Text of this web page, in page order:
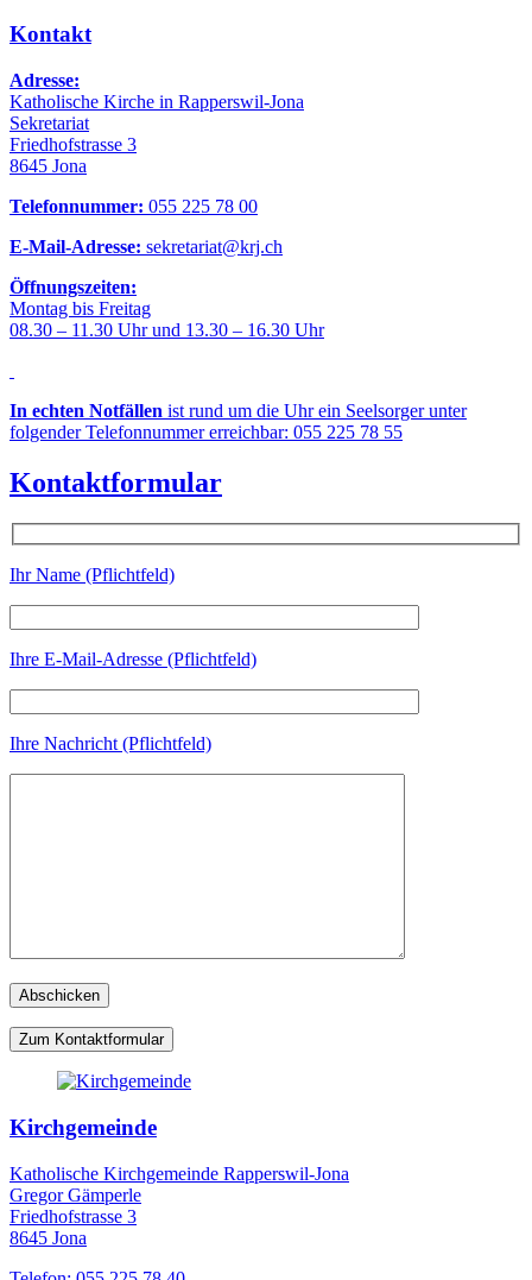
Kontakt
Adresse:
Katholische Kirche in Rapperswil-Jona
Sekretariat
Friedhofstrasse 3
8645 Jona
Telefonnummer: 055 225 78 00
E-Mail-Adresse: sekretariat@krj.ch
Öffnungszeiten:
Montag bis Freitag
08.30 – 11.30 Uhr und 13.30 – 16.30 Uhr
In echten Notfällen ist rund um die Uhr ein Seelsorger unter
folgender Telefonnummer erreichbar: 055 225 78 55
Kontaktformular
Ihr Name (Pflichtfeld)
Ihre E-Mail-Adresse (Pflichtfeld)
Ihre Nachricht (Pflichtfeld)
Zum Kontaktformular
Kirchgemeinde
Katholische Kirchgemeinde Rapperswil-Jona
Gregor Gämperle
Friedhofstrasse 3
8645 Jona